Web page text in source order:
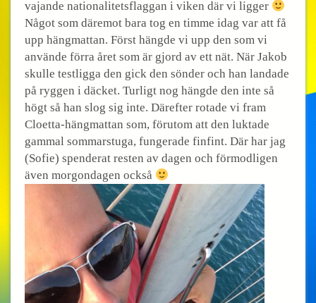
vajande nationalitetsflaggan i viken där vi ligger
Något som däremot bara tog en timme idag var att få
upp hängmattan. Först hängde vi upp den som vi
använde förra året som är gjord av ett nät. När Jakob
skulle testligga den gick den sönder och han landade
på ryggen i däcket. Turligt nog hängde den inte så
högt så han slog sig inte. Därefter rotade vi fram
Cloetta-hängmattan som, förutom att den luktade
gammal sommarstuga, fungerade finfint. Där har jag
(Sofie) spenderat resten av dagen och förmodligen
även morgondagen också